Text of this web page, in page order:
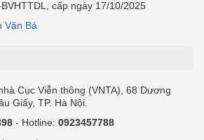
cấp ngày 17/10/2025
Văn Bá
Cục Viễn thông (VNTA), 68 Dương
Giấy, TP. Hà Nội.
- Hotline: 0923457788